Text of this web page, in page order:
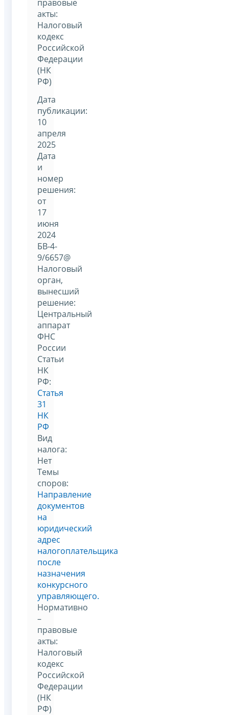
правовые
акты:
Налоговый
кодекс
Российской
Федерации
(НК
РФ)
Дата
публикации:
10
апреля
2025
Дата
и
номер
решения:
от
17
июня
2024
БВ-4-
9/6657@
Налоговый
орган,
вынесший
решение:
Центральный
аппарат
ФНС
России
Статьи
НК
РФ:
Статья
31
НК
РФ
Вид
налога:
Нет
Темы
споров:
Направление
документов
на
юридический
адрес
налогоплательщика
после
назначения
конкурсного
управляющего.
Нормативно
–
правовые
акты:
Налоговый
кодекс
Российской
Федерации
(НК
РФ)